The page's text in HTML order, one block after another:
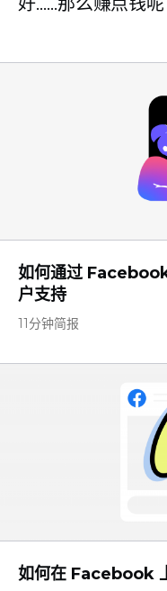
如何通过
户支持
11分钟简报
如何在 Facebook